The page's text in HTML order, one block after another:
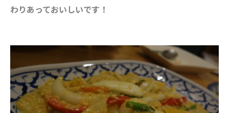
わりあっておいしいです！